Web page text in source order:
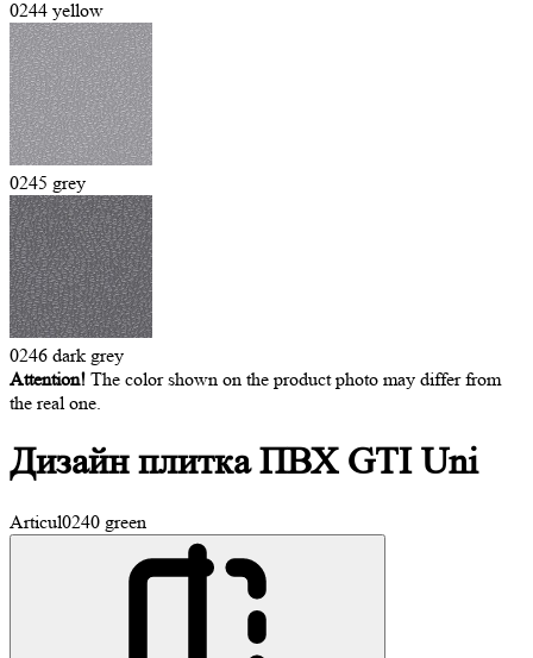
0244 yellow
0245 grey
0246 dark grey
Attention! The color shown on the product photo may differ from
the real one.
Дизайн плиткаПВХ GTI Uni
Articul0240 green